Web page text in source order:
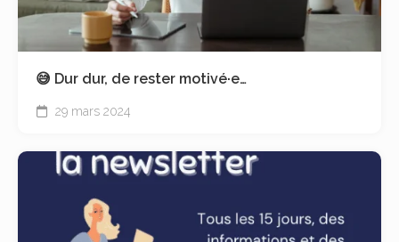
😅 Dur dur, de rester motivé·e…
29 mars 2024